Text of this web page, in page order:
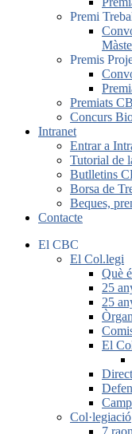
Premi
Premis
Premiats
Concurs
Intranet
Entrar a
Tutorial de
Butlletins
Borsa de
Beques,
Contacte
El CBC
El Col.legi
Què
25
25
El
Col·legiació
7